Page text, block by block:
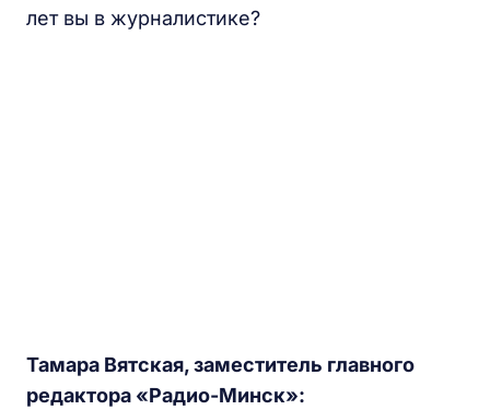
лет вы в журналистике?
Тамара Вятская, заместитель главного
редактора «Радио-Минск»: